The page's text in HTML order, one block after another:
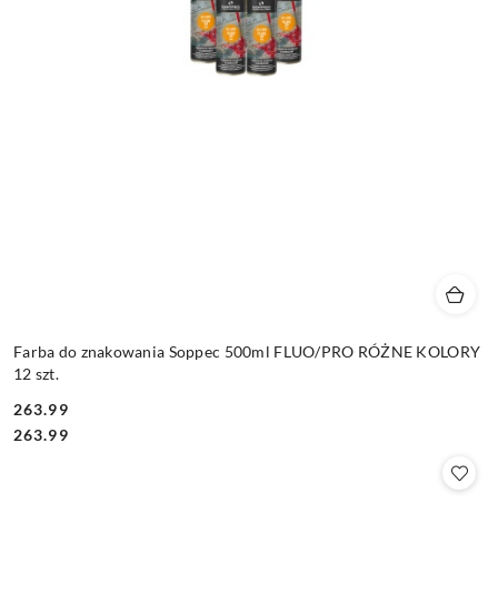
Farba do znakowania Soppec 500ml FLUO/PRO RÓŻNE KOLORY
12 szt.
Cena:
263.99
Cena:
263.99